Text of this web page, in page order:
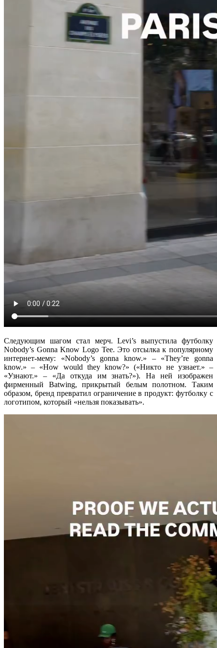
Следующим шагом стал мерч. Levi’s выпустила футболку
Nobody’s Gonna Know Logo Tee. Это отсылка к популярному
интернет-мему: «Nobody’s gonna know.» – «They’re gonna
know.» – «How would they know?» («Никто не узнает.» –
«Узнают.» – «Да откуда им знать?»). На ней изображен
фирменный Batwing, прикрытый белым полотном. Таким
образом, бренд превратил ограничение в продукт: футболку с
логотипом, который «нельзя показывать».